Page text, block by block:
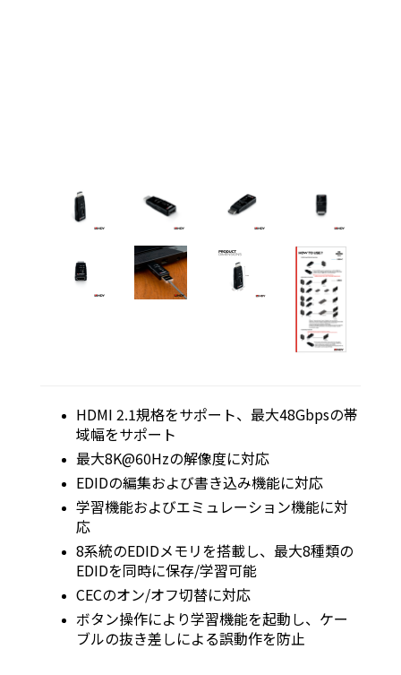
HDMI 2.1規格をサポート、最大48Gbpsの帯
域幅をサポート
最大8K@60Hzの解像度に対応
EDIDの編集および書き込み機能に対応
学習機能およびエミュレーション機能に対
応
8系統のEDIDメモリを搭載し、最大8種類の
EDIDを同時に保存/学習可能
CECのオン/オフ切替に対応
ボタン操作により学習機能を起動し、ケー
ブルの抜き差しによる誤動作を防止